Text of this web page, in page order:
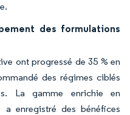
des formulations
ont progressé de 35 % en
des régimes ciblés
La gamme enrichie en
enregistré des bénéfices